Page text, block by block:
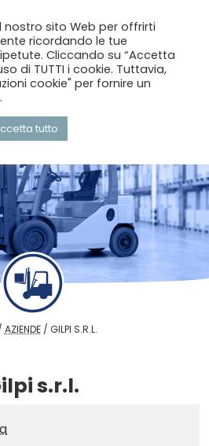
AZIENDE/ GILPI S.R.L.
s.r.l.
nostro sito Web per offrirti
ricordando le tue
Cliccando su “Accetta
di TUTTI i cookie. Tuttavia,
cookie" per fornire un
tutto